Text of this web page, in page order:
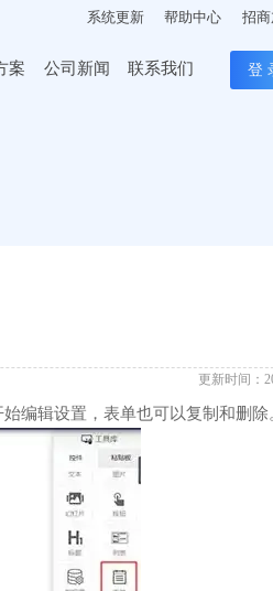
系统更新 帮助中心 招
案 公司新闻 联系我们 登
更新时间：
编辑设置，表单也可以复制和删除